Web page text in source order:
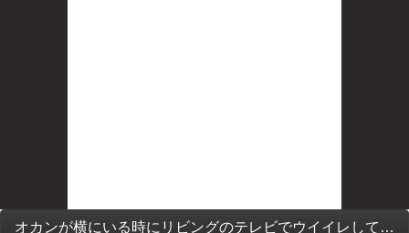
オカンが横にいる時にリビングのテレビでウイイレしてたらむっちゃ冷めた発言された